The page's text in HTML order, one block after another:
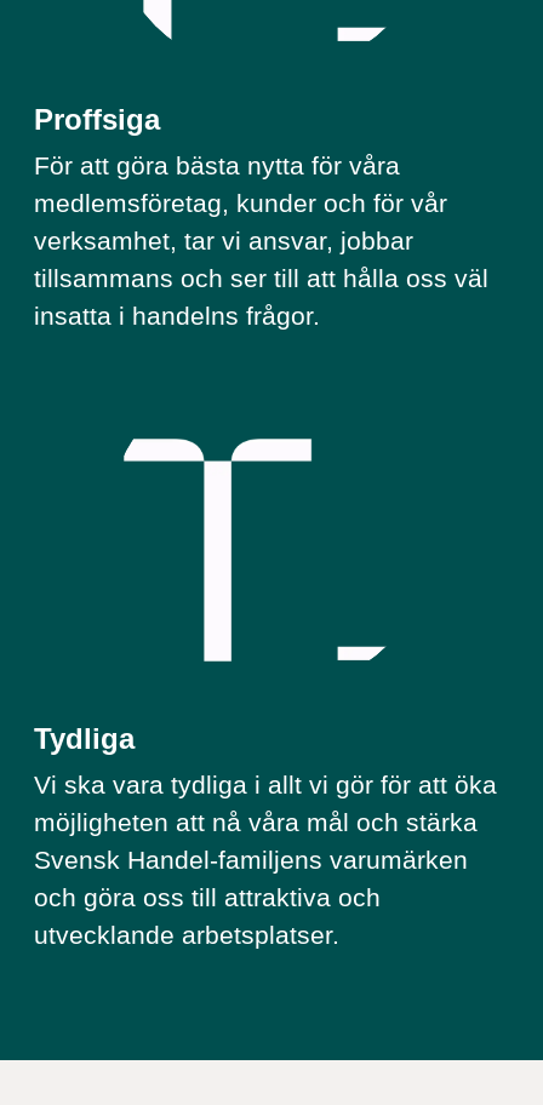
Proffsiga
För att göra bästa nytta för våra
medlemsföretag, kunder och för vår
verksamhet, tar vi ansvar, jobbar
tillsammans och ser till att hålla oss väl
insatta i handelns frågor.
Tydliga
Vi ska vara tydliga i allt vi gör för att öka
möjligheten att nå våra mål och stärka
Svensk Handel-familjens varumärken
och göra oss till attraktiva och
utvecklande arbetsplatser.